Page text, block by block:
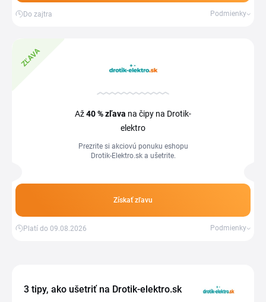
Do zajtra Podmienky
ZĽAVA
Až40 %zľava na čipy na Drotik-
elektro
Prezrite si akciovú ponuku eshopu
Drotik-Elektro.sk a ušetrite.
Získať zľavu
Platí do 09.08.2026 Podmienky
3 tipy, ako ušetriť na Drotik-elektro.sk